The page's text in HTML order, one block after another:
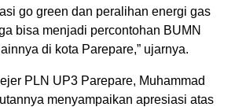
go green dan peralihan energi gas
bisa menjadi percontohan BUMN
di kota Parepare,” ujarnya.
PLN UP3 Parepare, Muhammad
menyampaikan apresiasi atas